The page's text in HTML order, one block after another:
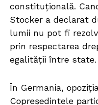
constituțională.
Stocker a declarat
lumii nu pot fi
prin respectarea
egalității între state.
În Germania,
Copreședintele